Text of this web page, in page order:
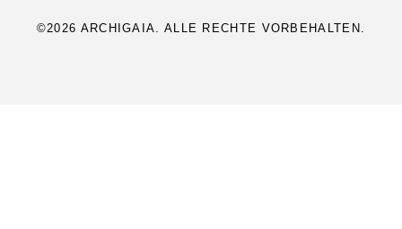
©2026 ARCHIGAIA. ALLE RECHTE VORBEHALTEN.